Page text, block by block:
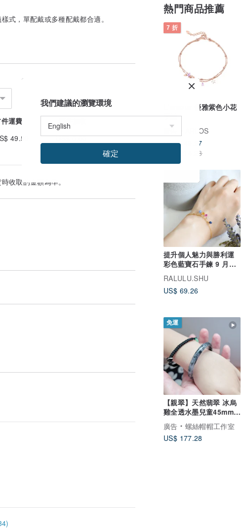
熱門商品推薦
7 折
L'amour 優雅紫色小花
手鏈
ARLOS
US$ 149.97
US$ 214.23
提升個人魅力與勝利運
彩色藍寶石手鍊 9 月誕
生石
RALULU.SHU
US$ 69.26
免運
【親翠】天然翡翠 冰烏
雞全透水墨兒童45mm手
鐲
廣告
螺絲帽帽工作室
US$ 177.28
式，單配戴或多種配戴都合適。
運費
續件加收
49.50
US$ 0.00
收取的金額為準。
我們建議的瀏覽環境
確定